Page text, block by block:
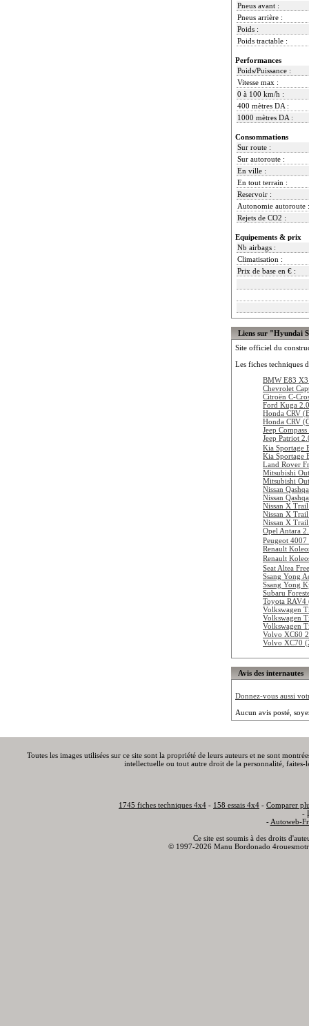
Pneus avant :
Pneus arrière :
Poids :
Poids tractable :
Performances
Poids/Puissance :
Vitesse max :
0 à 100 km/h :
400 mètres DA :
1000 mètres DA :
Consommations
Sur route :
Sur autoroute :
En ville :
En tout terrain :
Reservoir :
Autonomie autoroute :
Rejets de CO2 :
Equipements & prix
Nb airbags :
Climatisation :
Prix de base en € :
Liens sur "Hyundai
Site officiel du
Les fiches techniques
BMW E83
Chevrolet
Citroën C-
Ford Kuga
Honda CRV
Honda CRV
Jeep
Jeep Patriot
Kia Sportage
Kia Sportage
Land Rover
Mitsubishi
Mitsubishi
Nissan
Nissan
Nissan X
Nissan X
Nissan X
Opel Antara
Peugeot 4007
Renault
Renault
Seat Altea
Ssang Yong
Ssang Yong
Subaru
Toyota
Volkswagen
Volkswagen
Volkswagen
Volvo XC60
Volvo XC70
Avis des internautes
Donnez-vous aussi
Aucun avis posté,
Toutes les images utilisées sur ce site sont la propriété de leurs auteurs et ne sont
intellectuelle ou tout autre droit de la personnalité,
1745 fiches techniques 4x4 - 158 essais 4x4 - Comparer
-
- Autoweb-
Ce site est soumis à des droits
© 1997-2026 Manu Bordonado